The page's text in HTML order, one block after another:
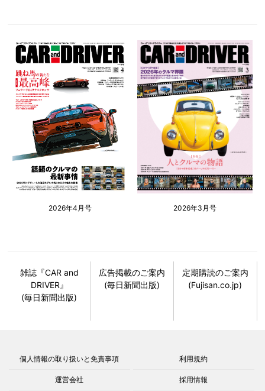
2026年4月号 2026年3月号
雑誌『CAR and
DRIVER』
(毎日新聞出版)
広告掲載のご案内
(毎日新聞出版)
定期購読のご案内
(Fujisan.co.jp)
個人情報の取り扱いと免責事項 利用規約
運営会社 採用情報